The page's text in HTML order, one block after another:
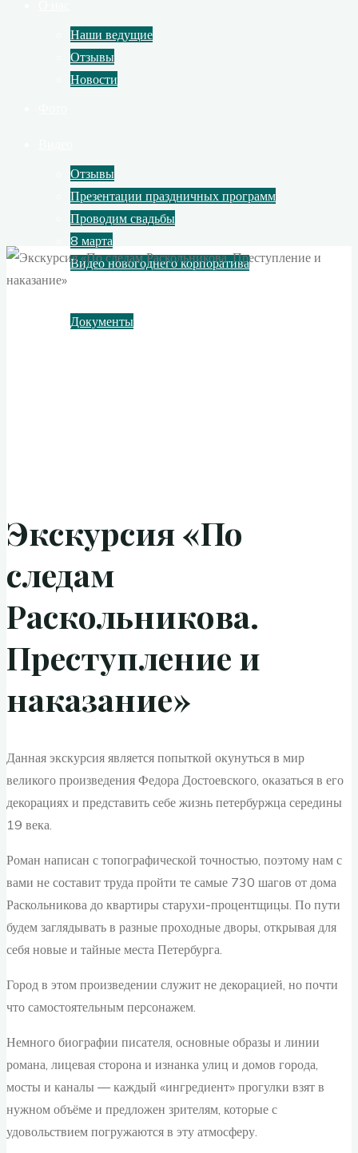
Наши ведущие
Отзывы
Новости
Отзывы
Презентации праздничных программ
Проводим свадьбы
8 марта
Видео новогоднего корпоратива
Документы
Экскурсия «По
следам
Раскольникова.
Преступление и
наказание»
Данная экскурсия является попыткой окунуться в мир
великого произведения Федора Достоевского, оказаться в его
декорациях и представить себе жизнь петербуржца середины
19 века.
Роман написан с топографической точностью, поэтому нам с
вами не составит труда пройти те самые 730 шагов от дома
Раскольникова до квартиры старухи-процентщицы. По пути
будем заглядывать в разные проходные дворы, открывая для
себя новые и тайные места Петербурга.
Город в этом произведении служит не декорацией, но почти
что самостоятельным персонажем.
Немного биографии писателя, основные образы и линии
романа, лицевая сторона и изнанка улиц и домов города,
мосты и каналы — каждый «ингредиент» прогулки взят в
нужном объёме и предложен зрителям, которые с
удовольствием погружаются в эту атмосферу.